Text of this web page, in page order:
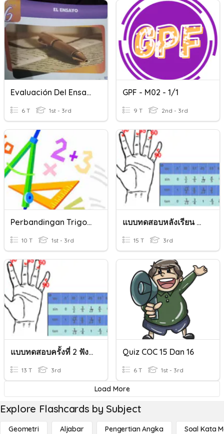
Evaluación Del Ensayo 5to SEC. COL. BOSTON
6 T 1st - 3rd
GPF - M02 - 1/1
9 T 2nd - 3rd
Perbandingan Trigonometri
10 T 1st - 3rd
แบบทดสอบหลังเรียน ครั้งที่ 2 (Quizz ครั้งที่ 2)
15 T 3rd
แบบทดสอบครั้งที่ 2 ฟังก์ชันตรีโกณมิติ (ม.5/3)
13 T 3rd
Quiz COC 15 Dan 16
6 T 1st - 3rd
Load More
Explore Flashcards by Subject
Geometri Aljabar Pengertian Angka Soal Kata